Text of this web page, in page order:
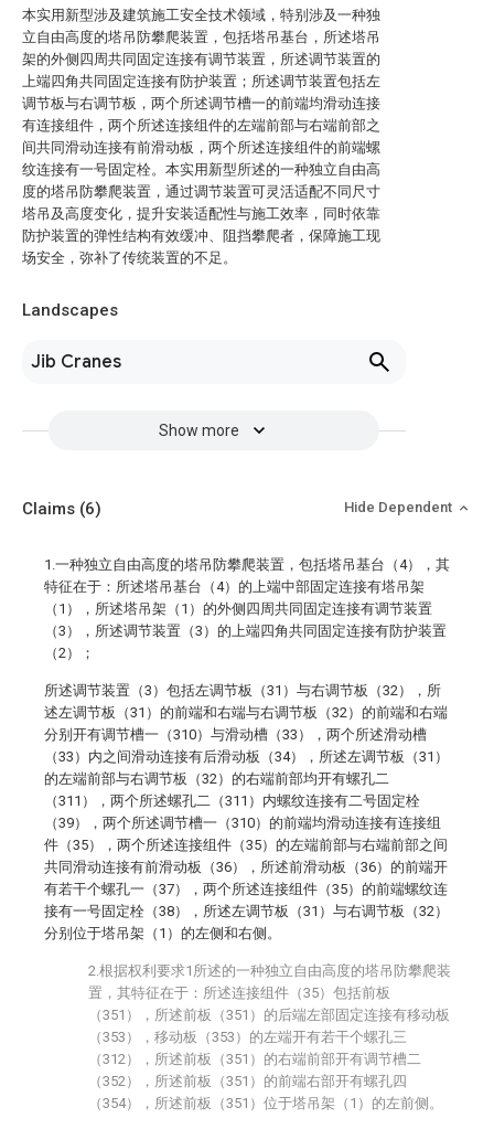
本实用新型涉及建筑施工安全技术领域，特别涉及一种独
立自由高度的塔吊防攀爬装置，包括塔吊基台，所述塔吊
架的外侧四周共同固定连接有调节装置，所述调节装置的
上端四角共同固定连接有防护装置；所述调节装置包括左
调节板与右调节板，两个所述调节槽一的前端均滑动连接
有连接组件，两个所述连接组件的左端前部与右端前部之
间共同滑动连接有前滑动板，两个所述连接组件的前端螺
纹连接有一号固定栓。本实用新型所述的一种独立自由高
度的塔吊防攀爬装置，通过调节装置可灵活适配不同尺寸
塔吊及高度变化，提升安装适配性与施工效率，同时依靠
防护装置的弹性结构有效缓冲、阻挡攀爬者，保障施工现
场安全，弥补了传统装置的不足。
Landscapes
Jib Cranes
Show more
Claims (6) Hide Dependent
1.一种独立自由高度的塔吊防攀爬装置，包括塔吊基台（4），其
特征在于：所述塔吊基台（4）的上端中部固定连接有塔吊架
（1），所述塔吊架（1）的外侧四周共同固定连接有调节装置
（3），所述调节装置（3）的上端四角共同固定连接有防护装置
（2）；
所述调节装置（3）包括左调节板（31）与右调节板（32），所
述左调节板（31）的前端和右端与右调节板（32）的前端和右端
分别开有调节槽一（310）与滑动槽（33），两个所述滑动槽
（33）内之间滑动连接有后滑动板（34），所述左调节板（31）
的左端前部与右调节板（32）的右端前部均开有螺孔二
（311），两个所述螺孔二（311）内螺纹连接有二号固定栓
（39），两个所述调节槽一（310）的前端均滑动连接有连接组
件（35），两个所述连接组件（35）的左端前部与右端前部之间
共同滑动连接有前滑动板（36），所述前滑动板（36）的前端开
有若干个螺孔一（37），两个所述连接组件（35）的前端螺纹连
接有一号固定栓（38），所述左调节板（31）与右调节板（32）
分别位于塔吊架（1）的左侧和右侧。
2.根据权利要求1所述的一种独立自由高度的塔吊防攀爬装
置，其特征在于：所述连接组件（35）包括前板
（351），所述前板（351）的后端左部固定连接有移动板
（353），移动板（353）的左端开有若干个螺孔三
（312），所述前板（351）的右端前部开有调节槽二
（352），所述前板（351）的前端右部开有螺孔四
（354），所述前板（351）位于塔吊架（1）的左前侧。